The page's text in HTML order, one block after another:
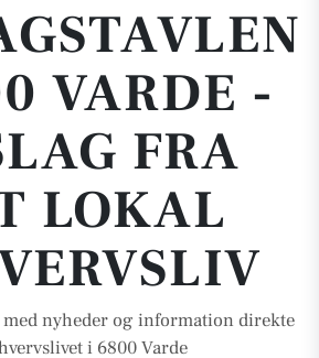
VARDE -
FRA
LOKAL
nyheder og information direkte
i 6800 Varde